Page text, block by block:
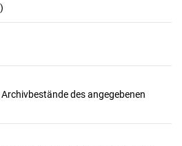
des angegebenen